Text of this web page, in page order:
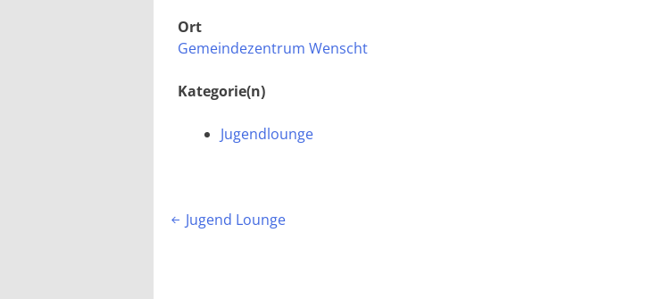
Ort
Gemeindezentrum Wenscht
Kategorie(n)
Jugendlounge
Beitragsnavigation
 Jugend Lounge